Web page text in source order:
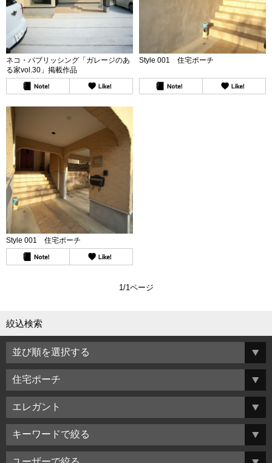
ネコ・パブリッシング「ガレージのあ
る家vol.30」掲載作品
Style 001 住宅ポーチ
Style 001 住宅ポーチ
1/1ページ
絞込検索